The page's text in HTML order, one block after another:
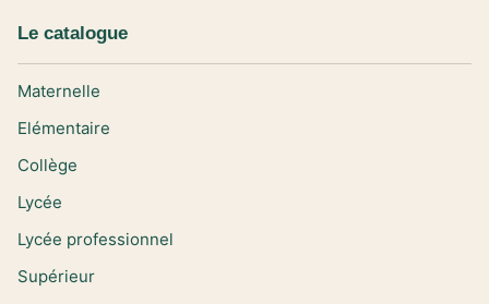
Le catalogue
Maternelle
Elémentaire
Collège
Lycée
Lycée professionnel
Supérieur